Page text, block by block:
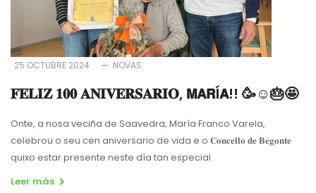
25 OCTUBRE 2024 NOVAS
𝐅𝐄𝐋𝐈𝐙 𝟏𝟎𝟎 𝐀𝐍𝐈𝐕𝐄𝐑𝐒𝐀𝐑𝐈𝐎, 𝗠𝗔𝗥Í𝗔!! 🥳☺️🎂🤩
Onte, a nosa veciña de Saavedra, María Franco Varela,
celebrou o seu cen aniversario de vida e o 𝐂𝐨𝐧𝐜𝐞𝐥𝐥𝐨 𝐝𝐞 𝐁𝐞𝐠𝐨𝐧𝐭𝐞
quixo estar presente neste día tan especial.
Leer más